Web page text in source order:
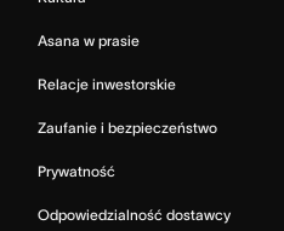
Asana w prasie
Relacje inwestorskie
Zaufanie i bezpieczeństwo
Prywatność
Odpowiedzialność dostawcy